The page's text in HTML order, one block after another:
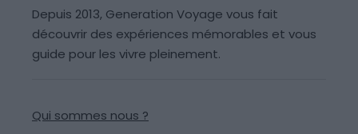
Depuis 2013, Generation Voyage vous fait
découvrir des expériences mémorables et vous
guide pour les vivre pleinement.
Qui sommes nous ?